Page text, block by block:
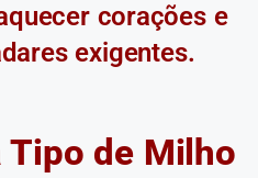
corações e
exigentes.
Tipo de Milho